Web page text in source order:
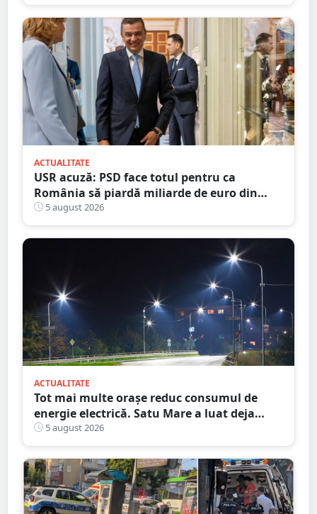
ACTUALITATE
USR acuză: PSD face totul pentru ca
România să piardă miliarde de euro din
PNRR
5 august 2026
ACTUALITATE
Tot mai multe orașe reduc consumul de
energie electrică. Satu Mare a luat deja
măsuri. Cu ce soluții au venit ceilalți
primari
5 august 2026